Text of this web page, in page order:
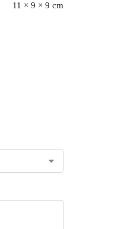
11 × 9 × 9 cm